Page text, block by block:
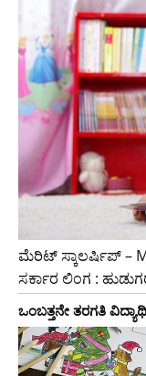
ಮೆರಿಟ್ ಸ್ಕಾಲರ್ಷಿಪ್ –
ಸರ್ಕಾರ ಲಿಂಗ :
ಒಂಬತ್ತನೇ ತರಗತಿ